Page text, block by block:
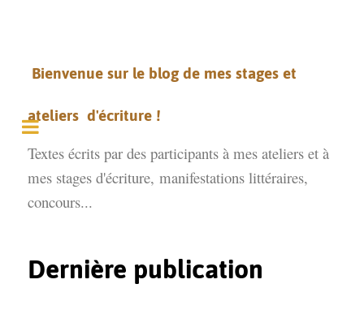
Bienvenue sur le blog de mes stages et
ateliers d'écriture !
Textes écrits par des participants à mes ateliers et à
mes stages d'écriture, manifestations littéraires,
concours...
Dernière publication